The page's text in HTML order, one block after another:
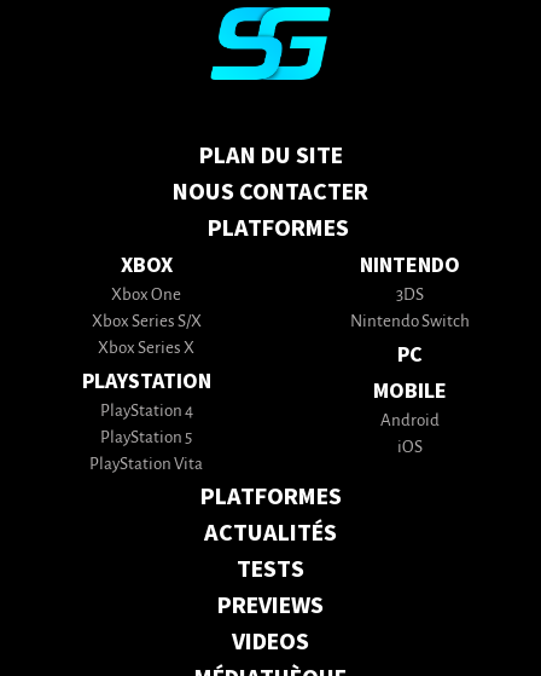
PLAN DU SITE
NOUS CONTACTER
PLATFORMES
XBOX
Xbox One
Xbox Series S/X
Xbox Series X
PLAYSTATION
PlayStation 4
PlayStation 5
PlayStation Vita
NINTENDO
3DS
Nintendo Switch
PC
MOBILE
Android
iOS
PLATFORMES
ACTUALITÉS
TESTS
PREVIEWS
VIDEOS